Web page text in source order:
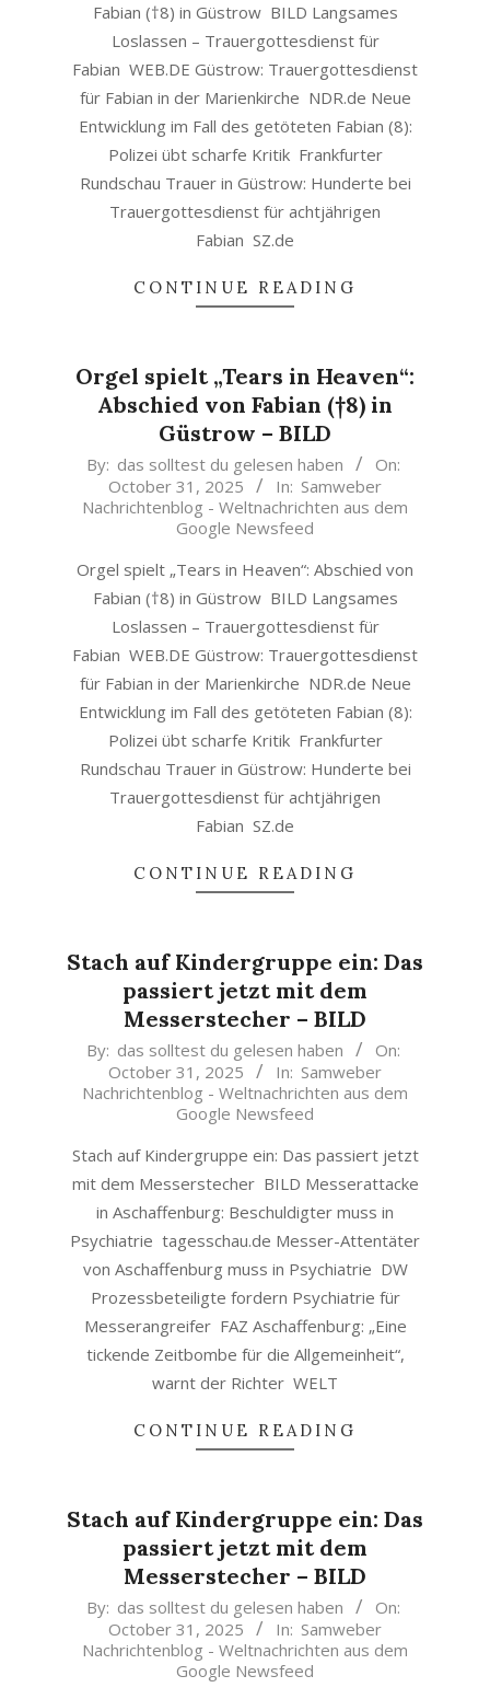
Fabian (†8) in Güstrow BILD Langsames
Loslassen – Trauergottesdienst für
Fabian WEB.DE Güstrow: Trauergottesdienst
für Fabian in der Marienkirche NDR.de Neue
Entwicklung im Fall des getöteten Fabian (8):
Polizei übt scharfe Kritik Frankfurter
Rundschau Trauer in Güstrow: Hunderte bei
Trauergottesdienst für achtjährigen
Fabian SZ.de
CONTINUE READING
Orgel spielt „Tears in Heaven“:
Abschied von Fabian (†8) in
Güstrow – BILD
2025-
31
By: das solltest du gelesen haben
On:
October 31, 2025
In: Samweber
Nachrichtenblog - Weltnachrichten aus dem
Google Newsfeed
Orgel spielt „Tears in Heaven“: Abschied von
Fabian (†8) in Güstrow BILD Langsames
Loslassen – Trauergottesdienst für
Fabian WEB.DE Güstrow: Trauergottesdienst
für Fabian in der Marienkirche NDR.de Neue
Entwicklung im Fall des getöteten Fabian (8):
Polizei übt scharfe Kritik Frankfurter
Rundschau Trauer in Güstrow: Hunderte bei
Trauergottesdienst für achtjährigen
Fabian SZ.de
CONTINUE READING
Stach auf Kindergruppe ein: Das
passiert jetzt mit dem
Messerstecher – BILD
2025-
31
By: das solltest du gelesen haben
On:
October 31, 2025
In: Samweber
Nachrichtenblog - Weltnachrichten aus dem
Google Newsfeed
Stach auf Kindergruppe ein: Das passiert jetzt
mit dem Messerstecher BILD Messerattacke
in Aschaffenburg: Beschuldigter muss in
Psychiatrie tagesschau.de Messer-Attentäter
von Aschaffenburg muss in Psychiatrie DW
Prozessbeteiligte fordern Psychiatrie für
Messerangreifer FAZ Aschaffenburg: „Eine
tickende Zeitbombe für die Allgemeinheit“,
warnt der Richter WELT
CONTINUE READING
Stach auf Kindergruppe ein: Das
passiert jetzt mit dem
Messerstecher – BILD
2025-
31
By: das solltest du gelesen haben
On:
October 31, 2025
In: Samweber
Nachrichtenblog - Weltnachrichten aus dem
Google Newsfeed